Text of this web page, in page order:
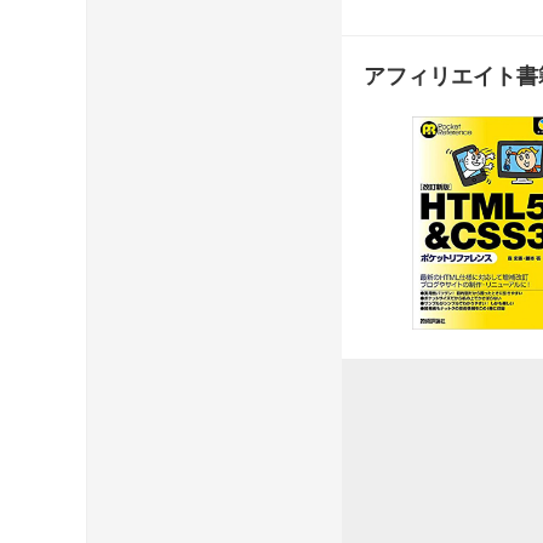
アフィリエイト書